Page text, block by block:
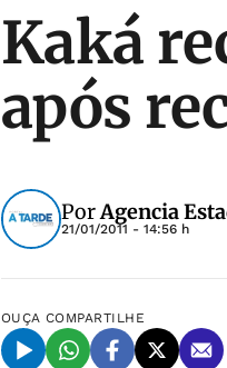
Kaká
após
PorAgencia
21/01/2011 - 14:56 h
OUÇA COMPARTILHE